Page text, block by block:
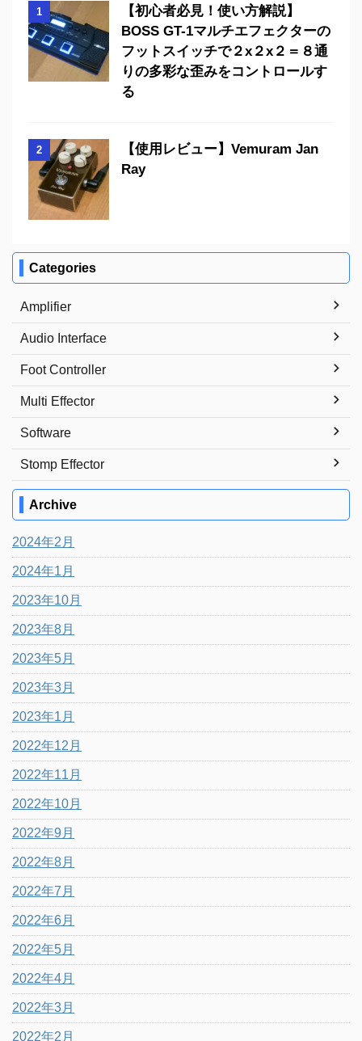
1
【初心者必見！使い方解説】
BOSS GT-1マルチエフェクターの
フットスイッチで２x２x２＝８通
りの多彩な歪みをコントロールす
る
2
【使用レビュー】Vemuram Jan
Ray
Categories
Amplifier
Audio Interface
Foot Controller
Multi Effector
Software
Stomp Effector
Archive
2024年2月
2024年1月
2023年10月
2023年8月
2023年5月
2023年3月
2023年1月
2022年12月
2022年11月
2022年10月
2022年9月
2022年8月
2022年7月
2022年6月
2022年5月
2022年4月
2022年3月
2022年2月